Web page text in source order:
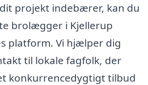
projekt indebærer, kan du
brolægger i Kjellerup
platform. Vi hjælper dig
til lokale fagfolk, der
konkurrencedygtigt tilbud